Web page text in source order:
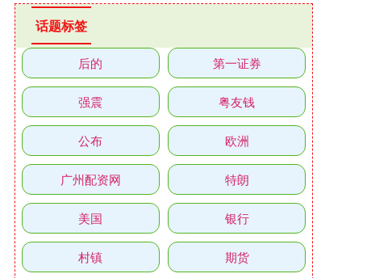
话题标签
后的 第一证券
强震 粤友钱
公布 欧洲
广州配资网 特朗
美国 银行
村镇 期货